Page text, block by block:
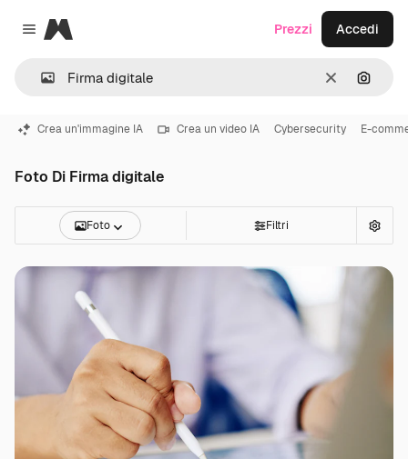
Close menu
Magnific
CancellaCerca
Prezzi Accedi
Crea un'immagine IA Crea un video IA Cybersecurity E-
Foto Di Firma digitale
Foto Filtri